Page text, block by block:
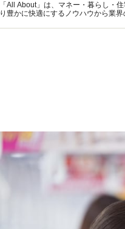
「All About」は、マネー・暮らし・
り豊かに快適にするノウハウから業